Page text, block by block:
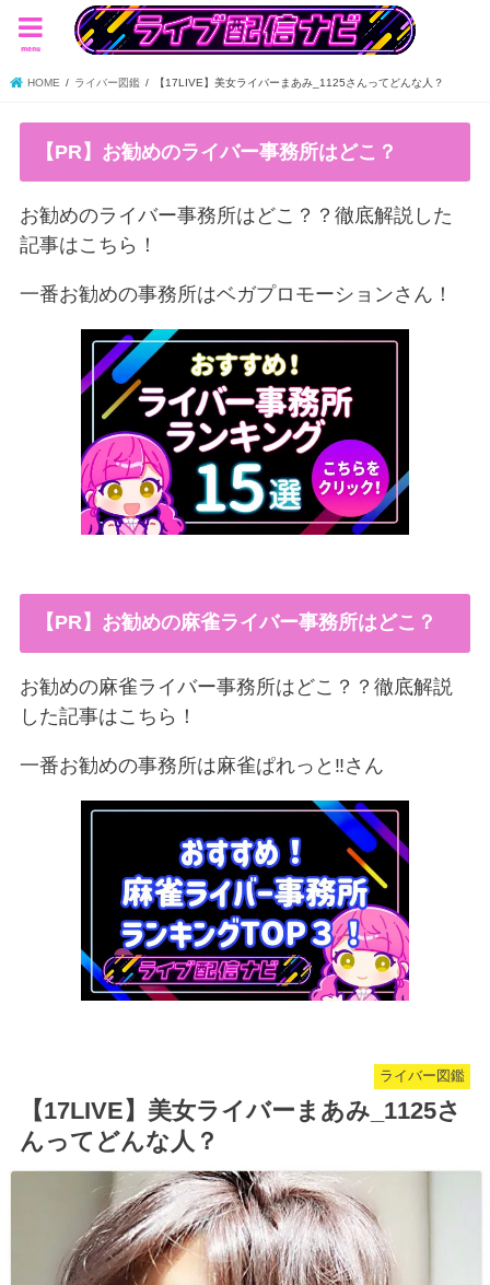
menu
HOME ライバー図鑑 【17LIVE】美女ライバーまあみ_1125さんってどんな人？
【PR】お勧めのライバー事務所はどこ？
お勧めのライバー事務所はどこ？？徹底解説した
記事はこちら！
一番お勧めの事務所はベガプロモーションさん！
【PR】お勧めの麻雀ライバー事務所はどこ？
お勧めの麻雀ライバー事務所はどこ？？徹底解説
した記事はこちら！
一番お勧めの事務所は麻雀ぱれっと‼︎さん
ライバー図鑑
【17LIVE】美女ライバーまあみ_1125さ
んってどんな人？